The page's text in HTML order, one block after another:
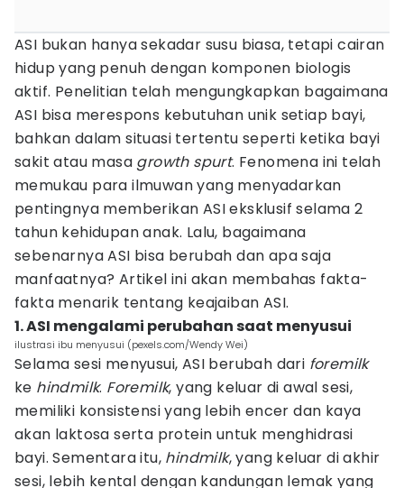
ASI bukan hanya sekadar susu biasa, tetapi cairan
hidup yang penuh dengan komponen biologis
aktif. Penelitian telah mengungkapkan bagaimana
ASI bisa merespons kebutuhan unik setiap bayi,
bahkan dalam situasi tertentu seperti ketika bayi
sakit atau masa growth spurt. Fenomena ini telah
memukau para ilmuwan yang menyadarkan
pentingnya memberikan ASI eksklusif selama 2
tahun kehidupan anak. Lalu, bagaimana
sebenarnya ASI bisa berubah dan apa saja
manfaatnya? Artikel ini akan membahas fakta-
fakta menarik tentang keajaiban ASI.
1. ASI mengalami perubahan saat menyusui
ilustrasi ibu menyusui (pexels.com/Wendy Wei)
Selama sesi menyusui, ASI berubah dari foremilk
ke hindmilk. Foremilk, yang keluar di awal sesi,
memiliki konsistensi yang lebih encer dan kaya
akan laktosa serta protein untuk menghidrasi
bayi. Sementara itu, hindmilk, yang keluar di akhir
sesi, lebih kental dengan kandungan lemak yang